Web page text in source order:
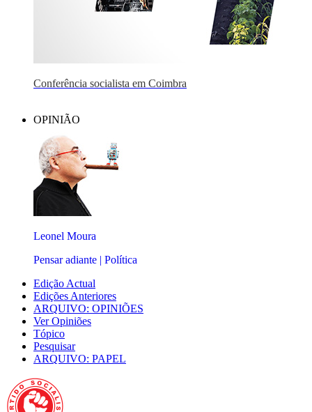
Conferência socialista em Coimbra
OPINIÃO
Leonel Moura
Pensar adiante | Política
Edição Actual
Edições Anteriores
ARQUIVO: OPINIÕES
Ver Opiniões
Tópico
Pesquisar
ARQUIVO: PAPEL